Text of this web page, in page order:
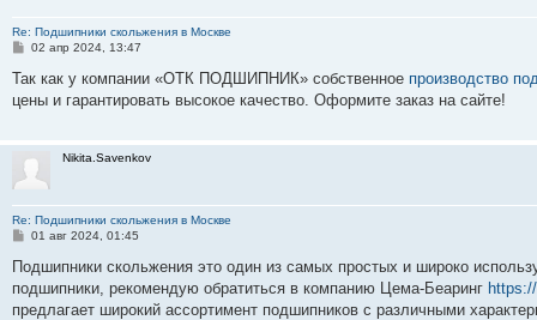
Re: Подшипники скольжения в Москве
С
о
щ
и
е
02 апр 2024, 13:47
Так как у компании «ОТК ПОДШИПНИК» собственное производство
цены и гарантировать высокое качество. Оформите заказ на сайте!
Nikita.Savenkov
Re: Подшипники скольжения в Москве
С
о
б
щ
е
01 авг 2024, 01:45
Подшипники скольжения это один из самых простых и широко
подшипники, рекомендую обратиться в компанию Цема-Беаринг
предлагает широкий ассортимент подшипников с различными